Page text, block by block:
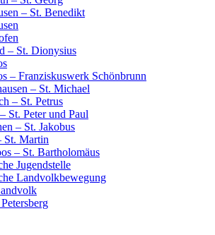
– St. Benedikt
– St. Dionysius
– Franziskuswerk Schönbrunn
– St. Michael
– St. Petrus
St. Peter und Paul
– St. Jakobus
St. Martin
– St. Bartholomäus
Jugendstelle
Landvolkbewegung